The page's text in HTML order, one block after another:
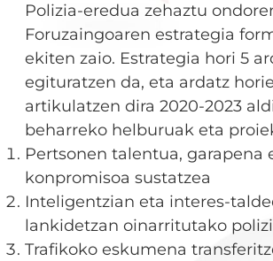
Polizia-eredua zehaztu
Foruzaingoaren estrategia
ekiten zaio. Estrategia hori 5
egituratzen da, eta ardatz
artikulatzen dira 2020-2023
beharreko helburuak eta
Pertsonen talentua, garapena
konpromisoa sustatzea
Inteligentzian eta interes-
lankidetzan oinarritutako
Trafikoko eskumena